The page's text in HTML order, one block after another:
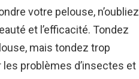
votre pelouse, n’oubliez
et l’efficacité. Tondez
mais tondez trop
les problèmes d’insectes et